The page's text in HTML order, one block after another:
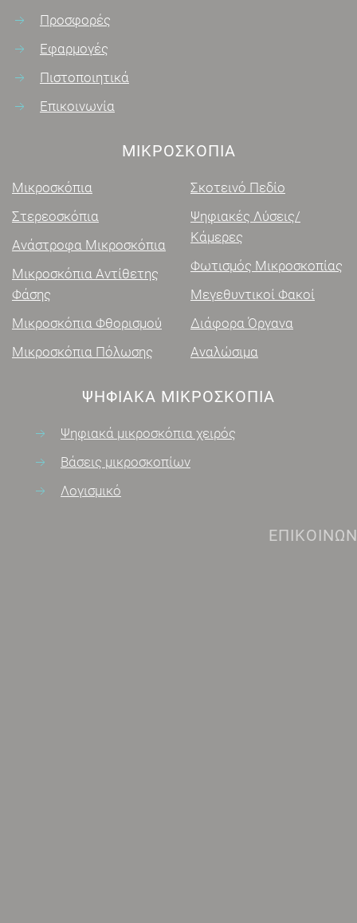
Προσφορές
Εφαρμογές
Πιστοποιητικά
Επικοινωνία
ΜΙΚΡΟΣΚΌΠΙΑ
Μικροσκόπια
Στερεοσκόπια
Ανάστροφα Μικροσκόπια
Μικροσκόπια Αντίθετης
Φάσης
Μικροσκόπια Φθορισμού
Μικροσκόπια Πόλωσης
Σκοτεινό Πεδίο
Ψηφιακές Λύσεις/
Κάμερες
Φωτισμός Μικροσκοπίας
Μεγεθυντικοί Φακοί
Διάφορα Όργανα
Αναλώσιμα
ΨΗΦΙΑΚΑ ΜΙΚΡΟΣΚΌΠΙΑ
Ψηφιακά μικροσκόπια χειρός
Βάσεις μικροσκοπίων
Λογισμικό